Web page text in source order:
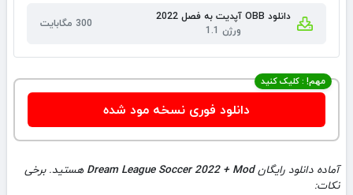
دانلود OBB آپدیت به فصل 2022
ورژن 1.1
300 مگابایت
مهم! : کلیک کنید
دانلود فوری نسخه مود شده
آماده دانلود رایگانDream League Soccer 2022 + Mod هستید. برخی
نکات: